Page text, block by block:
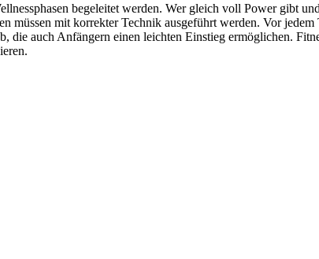
begeleitet werden. Wer gleich voll Power gibt
müssen mit korrekter Technik ausgeführt werden. Vor
auch Anfängern einen leichten Einstieg ermöglichen.